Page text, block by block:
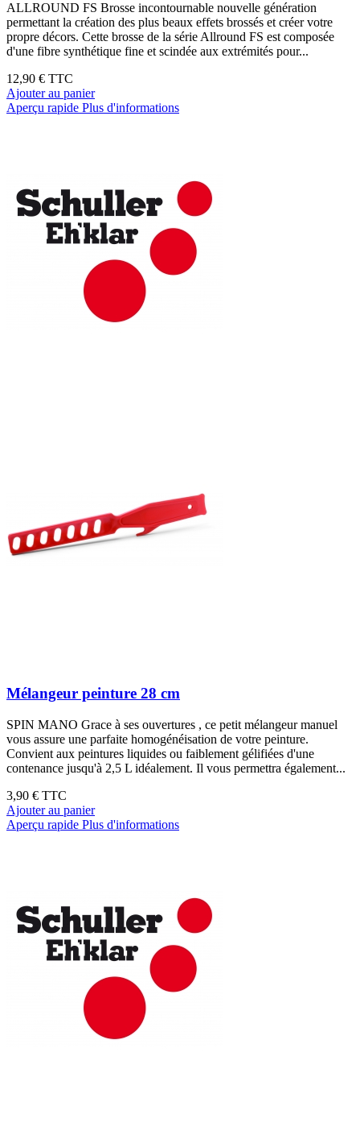
ALLROUND FS Brosse incontournable nouvelle génération
permettant la création des plus beaux effets brossés et créer votre
propre décors. Cette brosse de la série Allround FS est composée
d'une fibre synthétique fine et scindée aux extrémités pour...
12,90 € TTC
Ajouter au panier
Aperçu rapide Plus d'informations
Mélangeur peinture 28 cm
SPIN MANO Grace à ses ouvertures , ce petit mélangeur manuel
vous assure une parfaite homogénéisation de votre peinture.
Convient aux peintures liquides ou faiblement gélifiées d'une
contenance jusqu'à 2,5 L idéalement. Il vous permettra également...
3,90 € TTC
Ajouter au panier
Aperçu rapide Plus d'informations